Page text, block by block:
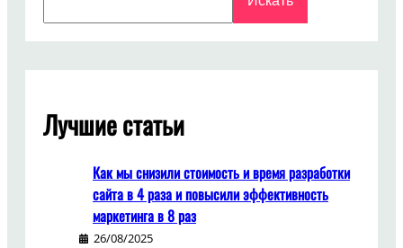
Лучшие статьи
Как мы снизили стоимость и время разработки
сайта в 4 раза и повысили эффективность
маркетинга в 8 раз
26/08/2025